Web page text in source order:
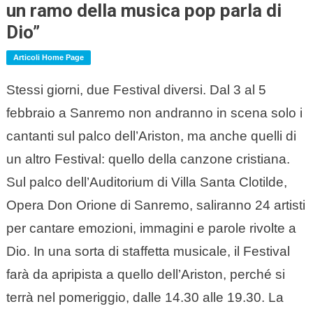
un ramo della musica pop parla di
Dio”
Articoli Home Page
Stessi giorni, due Festival diversi. Dal 3 al 5
febbraio a Sanremo non andranno in scena solo i
cantanti sul palco dell’Ariston, ma anche quelli di
un altro Festival: quello della canzone cristiana.
Sul palco dell’Auditorium di Villa Santa Clotilde,
Opera Don Orione di Sanremo, saliranno 24 artisti
per cantare emozioni, immagini e parole rivolte a
Dio. In una sorta di staffetta musicale, il Festival
farà da apripista a quello dell’Ariston, perché si
terrà nel pomeriggio, dalle 14.30 alle 19.30. La